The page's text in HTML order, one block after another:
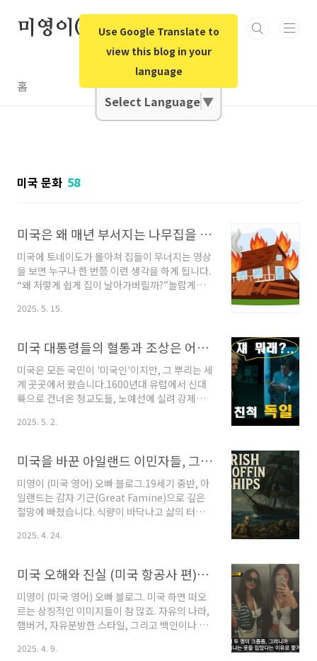
Use Google Translate to
view this blog in your
language
Google Translate
Select Language▼
미영이(미국영어)오빠
홈
미국 문화 58
미국은 왜 매년 부서지는 나무집을 계속 짓는 걸까? (영상 있음)/미국문화적으로 본 미국 주택/목조주택의 비밀
미국에 토네이도가 몰아쳐 집들이 무너지는 영상
을 보면 누구나 한 번쯤 이런 생각을 하게 됩니다.
“왜 저렇게 쉽게 집이 날아가버릴까?”놀랍게도,
어진 목조 주택’이기 때문입니다.미국은 세계에
약해 보이는 구조를 여전히 고수하고 있는 걸까
요?혹시 목조 건물에만 있는 특별한 장점이 있어
서일까요? 아니면 우리가 잘 모르는 숨겨진 이유
가 있는 걸까요?오늘은 이 질문에 대한 답을 찾기
위해,미국이 왜 지금도 나무로 집을 짓는지 그 진
미국 집, 왜 아직도 나무로 짓나?:사실 미국은 이
기술을 갖고 있었습니다.1900년초..
2025. 5. 15.
미국 대통령들의 혈통과 조상은 어디에서 왔을까?
미국은 모든 국민이 '미국인'이지만, 그 뿌리는 세
계 곳곳에서 왔습니다.1600년대 유럽에서 신대
륙으로 건너온 청교도들, 노예선에 실려 강제로
며 대서양을 건넌 수많은 이민자들.미국은 늘 새
통령들의 혈통에서도 그대로 드러납니다.이번 포
스트에서는 미국 대통령들의 조상, 혈통, 이민 배
경을 통해미국이 진정한 '이민자의 나라'라는 사
실을 이야기해봅니다.≣ 목차1. 🧬 미국 대통령들
의 대표적인 혈통 분류:1). 단일 혈통(잉글랜드
제퍼슨 (3대), 제임스 매디슨 (4대), 제임스 먼로
잉글랜드계 이민자들의 후손..
2025. 5. 2.
미국을 바꾼 아일랜드 이민자들, 그들이 미국이다./세인트 패트릭스 데이 퍼레이드(St. Patrick's Day Parade)
미영이 (미국 영어) 오빠 블로그.19세기 중반, 아
일랜드는 감자 기근(Great Famine)으로 깊은
절망에 빠졌습니다. 식량이 바닥나고 삶의 터전
마지막 희망을 품고 미국으로 향했습니다.그들의
렇게 시작된 이민 역사는 이제 7세대를 거치며 깊
이 뿌리를 내렸습니다. 이들은 단순한 후손이 아
니라, 아일랜드의 기억을 품은 미국의 현재입니
다.오늘은 아일랜드계 미국인이 걸오온 7세대의
여정을 따라가 봅니다.≣ 목차1. 생존을 향한 항
위험한 도박에 가까웠습니다.먹을 것이 없어 떠
2025. 4. 24.
미국 오해와 진실 (미국 항공사 편)/미국 항공사들은 승객의 복장(Dress code) 문제로 탑승을 거부/미국 승무원 엄격한 드레스코드 잣대/미국 항공사의 드레스코드가 있는 이유
미영이 (미국 영어) 오빠 블로그. 미국 하면 떠오
르는 상징적인 이미지들이 참 많죠. 자유의 나라,
햄버거, 자유분방한 스타일, 그리고 백인이나 흑
히 떠올리는 이미지 중 하나일 거예요. 특히 여름
2025. 4. 9.